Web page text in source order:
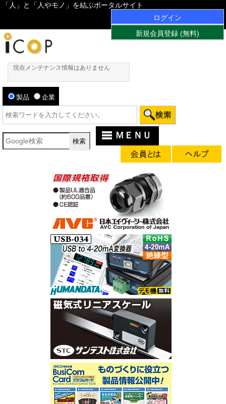
「人」と「人やモノ」を結ぶポータルサイト
ログイン
新規会員登録 (無料)
現在メンテナンス情報はありません
製品 企業
ＭＥＮＵ